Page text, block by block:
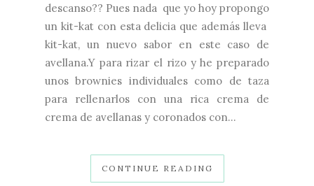
descanso?? Pues nada que yo hoy propongo
un kit-kat con esta delicia que además lleva
kit-kat, un nuevo sabor en este caso de
avellana.Y para rizar el rizo y he preparado
unos brownies individuales como de taza
para rellenarlos con una rica crema de
crema de avellanas y coronados con...
CONTINUE READING